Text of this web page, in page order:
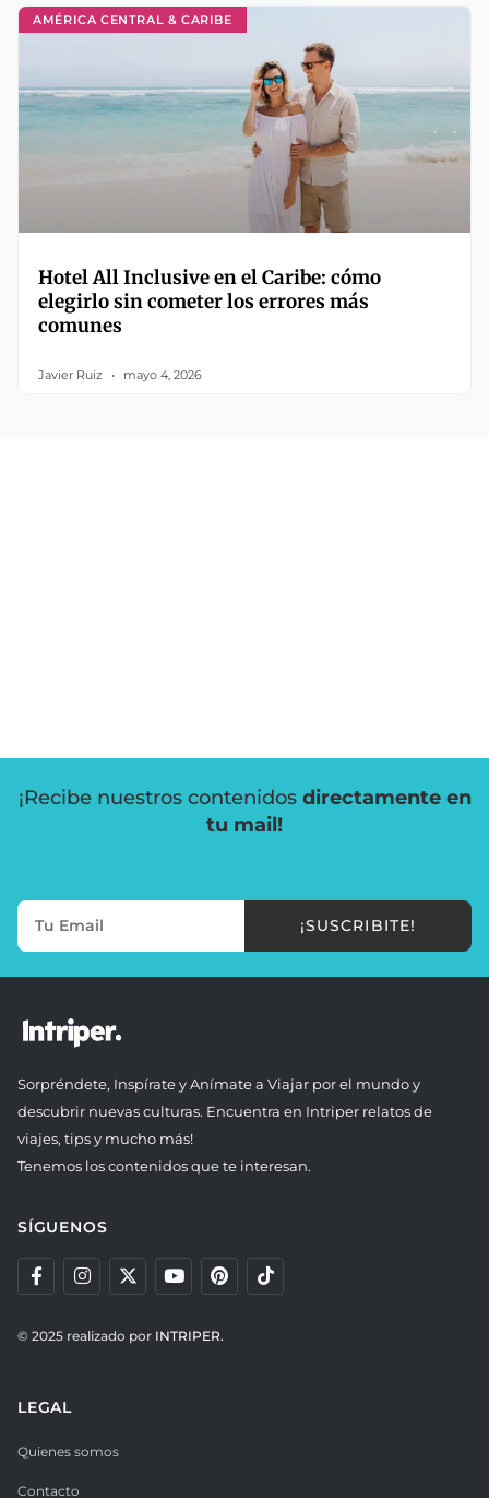
AMÉRICA CENTRAL & CARIBE
Hotel All Inclusive en el Caribe: cómo
elegirlo sin cometer los errores más
comunes
Javier Ruiz mayo 4, 2026
¡Recibe nuestros contenidos directamente en
tu mail!
¡SUSCRIBITE!
Sorpréndete, Inspírate y Anímate a Viajar por el mundo y
descubrir nuevas culturas. Encuentra en Intriper relatos de
viajes, tips y mucho más!
Tenemos los contenidos que te interesan.
SÍGUENOS
© 2025 realizado por INTRIPER.
LEGAL
Quienes somos
Contacto